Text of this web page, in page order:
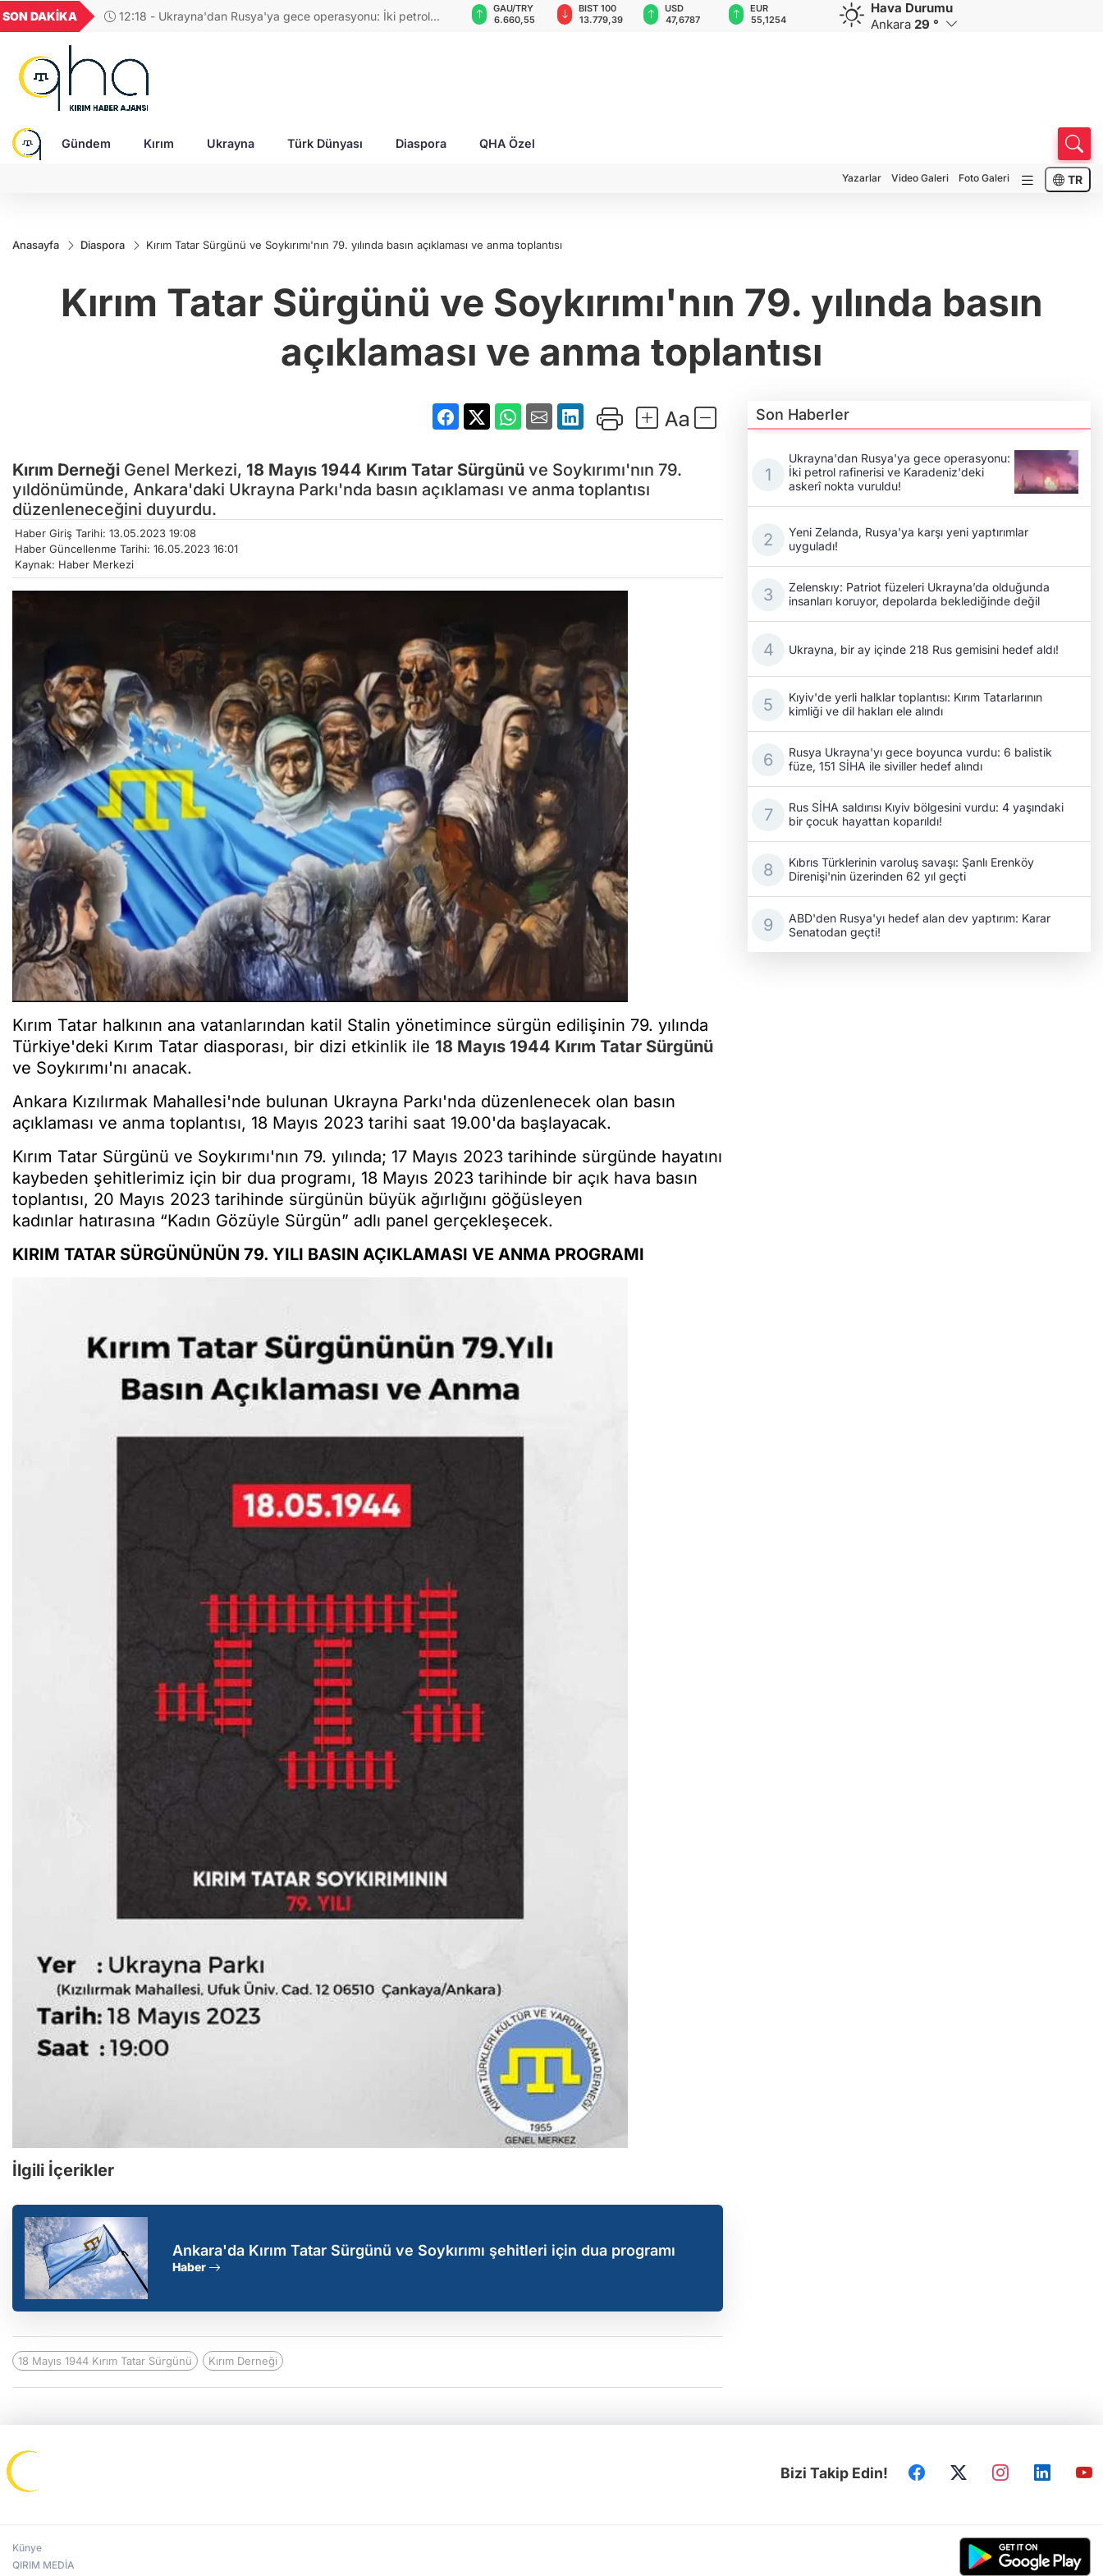
SON DAKİKA
11:56 - Yeni Zelanda, Rusya'ya karşı yeni yaptırımlar
GEL
18,2677
16,3788
27,9743
0,0018
6.660,55
BIST 100
13.779,39
USD
47,6787
EUR
55,1254
GBP
64,3468
CHF
59,0083
CAD
34,1883
Hava Durumu
Ankara 29 °
Gündem Kırım Ukrayna Türk Dünyası Diaspora QHA Özel
Yazarlar Video Galeri Foto Galeri TR
Anasayfa Diaspora Kırım Tatar Sürgünü ve Soykırımı'nın 79. yılında basın açıklaması ve anma toplantısı
Kırım Tatar Sürgünü ve Soykırımı'nın 79. yılında basın
açıklaması ve anma toplantısı
Kırım Derneği Genel Merkezi, 18 Mayıs 1944 Kırım Tatar Sürgünü ve Soykırımı'nın 79.
yıldönümünde, Ankara'daki Ukrayna Parkı'nda basın açıklaması ve anma toplantısı
düzenleneceğini duyurdu.
Haber Giriş Tarihi: 13.05.2023 19:08
Haber Güncellenme Tarihi: 16.05.2023 16:01
Kaynak: Haber Merkezi
Kırım Tatar halkının ana vatanlarından katil Stalin yönetimince sürgün edilişinin 79. yılında
Türkiye'deki Kırım Tatar diasporası, bir dizi etkinlik ile 18 Mayıs 1944 Kırım Tatar Sürgünü
ve Soykırımı'nı anacak.
Ankara Kızılırmak Mahallesi'nde bulunan Ukrayna Parkı'nda düzenlenecek olan basın
açıklaması ve anma toplantısı, 18 Mayıs 2023 tarihi saat 19.00'da başlayacak.
Kırım Tatar Sürgünü ve Soykırımı'nın 79. yılında; 17 Mayıs 2023 tarihinde sürgünde hayatını
kaybeden şehitlerimiz için bir dua programı, 18 Mayıs 2023 tarihinde bir açık hava basın
toplantısı, 20 Mayıs 2023 tarihinde sürgünün büyük ağırlığını göğüsleyen
kadınlar hatırasına “Kadın Gözüyle Sürgün” adlı panel gerçekleşecek.
KIRIM TATAR SÜRGÜNÜNÜN 79. YILI BASIN AÇIKLAMASI VE ANMA PROGRAMI
İlgili İçerikler
Ankara'da Kırım Tatar Sürgünü ve Soykırımı şehitleri için dua programı
Haber
18 Mayıs 1944 Kırım Tatar Sürgünü Kırım Derneği
Son Haberler
Ukrayna'dan Rusya'ya gece operasyonu:
İki petrol rafinerisi ve Karadeniz'deki
askerî nokta vuruldu!
Yeni Zelanda, Rusya'ya karşı yeni yaptırımlar
uyguladı!
Zelenskıy: Patriot füzeleri Ukrayna’da olduğunda
insanları koruyor, depolarda beklediğinde değil
Ukrayna, bir ay içinde 218 Rus gemisini hedef aldı!
Kıyiv'de yerli halklar toplantısı: Kırım Tatarlarının
kimliği ve dil hakları ele alındı
Rusya Ukrayna'yı gece boyunca vurdu: 6 balistik
füze, 151 SİHA ile siviller hedef alındı
Rus SİHA saldırısı Kıyiv bölgesini vurdu: 4 yaşındaki
bir çocuk hayattan koparıldı!
Kıbrıs Türklerinin varoluş savaşı: Şanlı Erenköy
Direnişi'nin üzerinden 62 yıl geçti
ABD'den Rusya'yı hedef alan dev yaptırım: Karar
Senatodan geçti!
Bizi Takip Edin!
Künye
QIRIM MEDİA